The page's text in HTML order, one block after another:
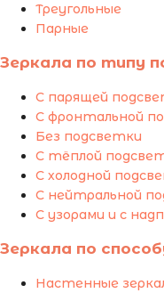
Треугольные
Парные
Зеркала по типу
С парящей
С фронтальной
Без подсветки
С тёплой
С холодной
С нейтральной
С узорами и с
Зеркала по
Настенные